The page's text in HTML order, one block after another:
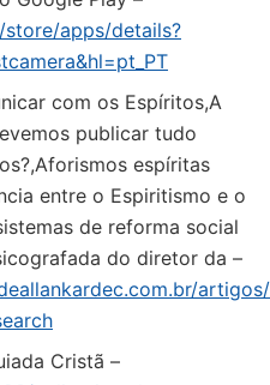
apps/details?
com os Espíritos,A
publicar tudo
espíritas
entre o Espiritismo e o
de reforma social
do diretor da –
Cristã –